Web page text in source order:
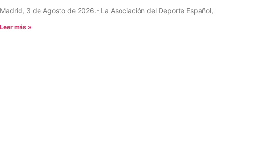
Madrid, 3 de Agosto de 2026.- La Asociación del Deporte Español,
Leer más »